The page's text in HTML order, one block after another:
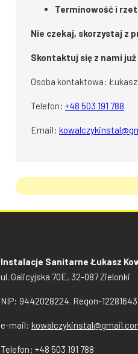
Terminowość i
Nie czekaj, skorzystaj z
Skontaktuj się z nami już
Osoba kontaktowa:
Telefon: +48 503 191 788
Email:
Instalacje Sanitarne Łukasz
ul. Galicyjska 70E, 32-087 Zielonki
NIP: 9442028224. Regon-
e-mail:
Telefon: +48 503 191 788